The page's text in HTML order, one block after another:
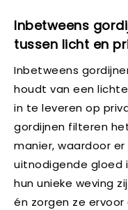
Inbetweens
tussen licht en
Inbetweens
houdt van een
in te leveren op
gordijnen filteren
manier, waardoor
uitnodigende gloed
hun unieke weving
én zorgen ze